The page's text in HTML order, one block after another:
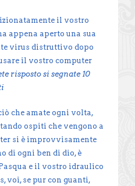
il vostro
appena aperto una sua
virus distruttivo dopo
il vostro computer
risposto si segnate 10
che amate ogni volta,
ospiti che vengono a
si è improvvisamente
di ogni ben di dio, è
e il vostro idraulico
voi, se pur con guanti,